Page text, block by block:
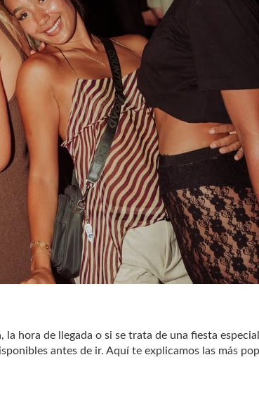
la hora de llegada o si se trata de una fiesta
antes de ir. Aquí te explicamos las más